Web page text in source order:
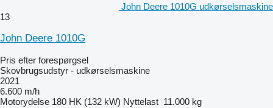
John Deere 1010G udkørselsmaskine
13
John Deere 1010G
Pris efter forespørgsel
Skovbrugsudstyr - udkørselsmaskine
2021
6.600 m/h
Motorydelse 180 HK (132 kW) Nyttelast 11.000 kg